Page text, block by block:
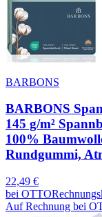
BARBONS
BARBONS
145 g/m²
100%
Rundgummi,
22,49 €
bei OTTO
Auf Rechnung bei